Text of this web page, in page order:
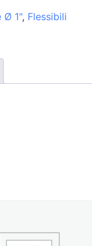
Ø 1", Flessibili